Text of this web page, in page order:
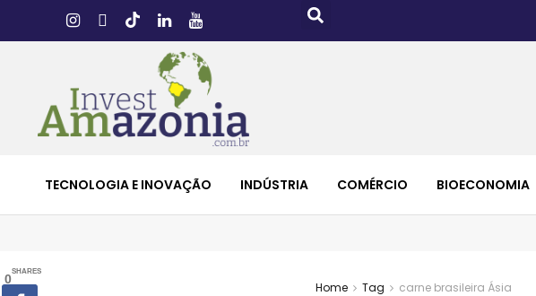
TECNOLOGIA E INOVAÇÃO INDÚSTRIA COMÉRCIO BIOECONOMIA
Home Tag carne brasileira Ásia
0
SHARES